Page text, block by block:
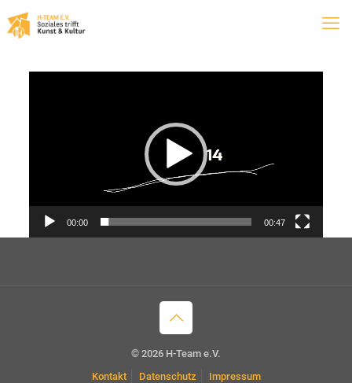
00:00 00:47
© 2026 H-Team e.V.
Kontakt
Datenschutz Impressum